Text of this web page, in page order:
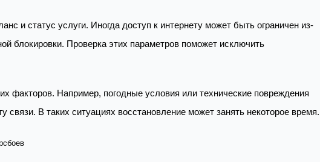
и статус услуги. Иногда доступ к интернету может быть ограничен из-
блокировки. Проверка этих параметров поможет исключить
факторов. Например, погодные условия или технические повреждения
связи. В таких ситуациях восстановление может занять некоторое время.